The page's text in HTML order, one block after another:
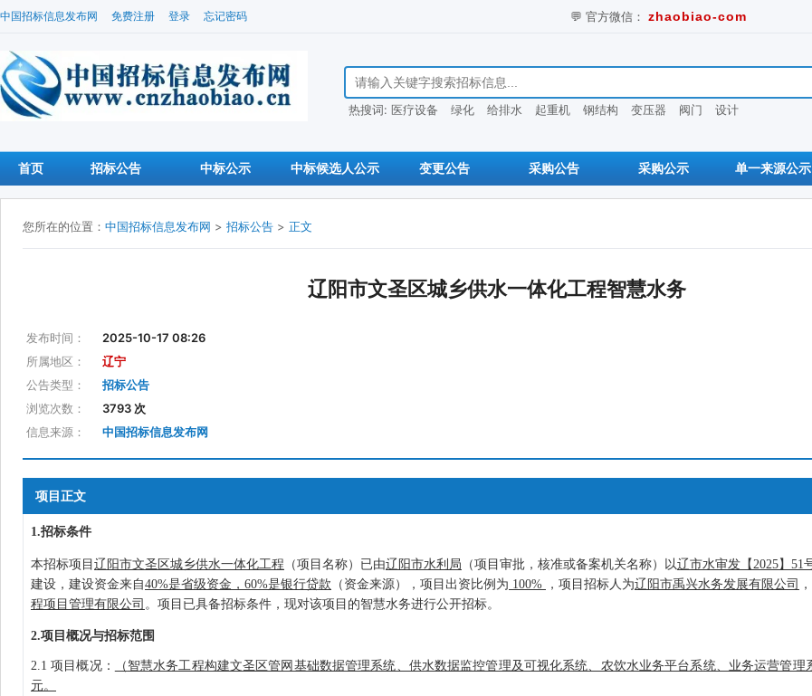
中国招标信息发布网 免费注册 登录 忘记密码 💬 官方微信： zhaobiao-com
搜索招标信息
热搜词: 医疗设备 绿化 给排水 起重机 钢结构 变压器 阀门 设计
首页 招标公告 中标公示 中标候选人公示 变更公告 采购公告 采购公示 单一来源公示
您所在的位置： 中国招标信息发布网 > 招标公告 > 正文
辽阳市文圣区城乡供水一体化工程智慧水务
发布时间：
2025-10-17 08:26
所属地区：
辽宁
公告类型：
招标公告
浏览次数：
3793 次
信息来源：
中国招标信息发布网
项目正文